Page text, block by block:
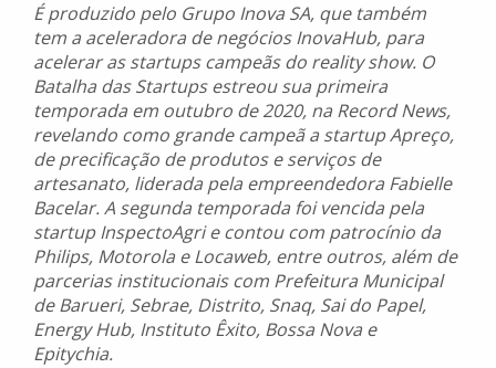
É produzido pelo Grupo Inova SA, que também
tem a aceleradora de negócios InovaHub, para
acelerar as startups campeãs do reality show. O
Batalha das Startups estreou sua primeira
temporada em outubro de 2020, na Record News,
revelando como grande campeã a startup Apreço,
de precificação de produtos e serviços de
artesanato, liderada pela empreendedora Fabielle
Bacelar. A segunda temporada foi vencida pela
startup InspectoAgri e contou com patrocínio da
Philips, Motorola e Locaweb, entre outros, além de
parcerias institucionais com Prefeitura Municipal
de Barueri, Sebrae, Distrito, Snaq, Sai do Papel,
Energy Hub, Instituto Êxito, Bossa Nova e
Epitychia.